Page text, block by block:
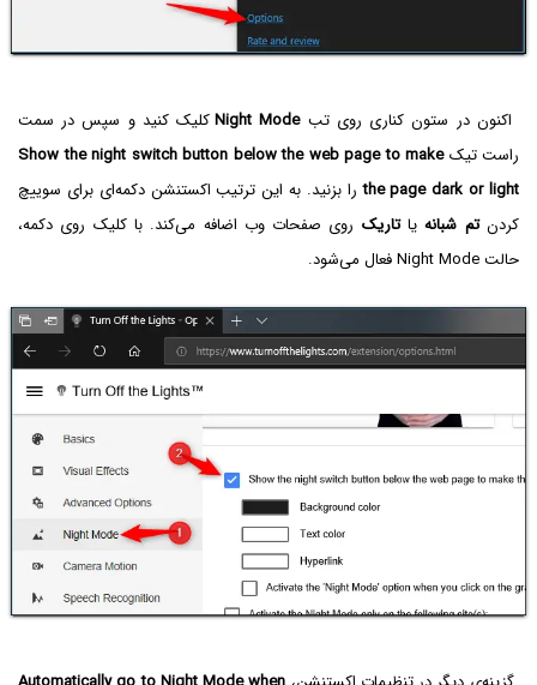
اکنون در ستون کناری روی تبNight Modeکلیک کنید و سپس در سمت
راست تیکShow the night switch button below the web page to make
the page dark or lightرا بزنید. به این ترتیب اکستنشن دکمه‌ای برای سوییچ
کردنتم شبانهیاتاریک روی صفحات وب اضافه می‌کند. با کلیک روی دکمه،
حالت Night Mode فعال می‌شود.